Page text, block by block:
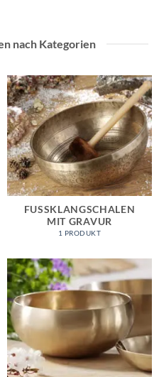
nach Kategorien
FUSSKLANGSCHALEN M
IT GRAVUR
1 PRODUKT